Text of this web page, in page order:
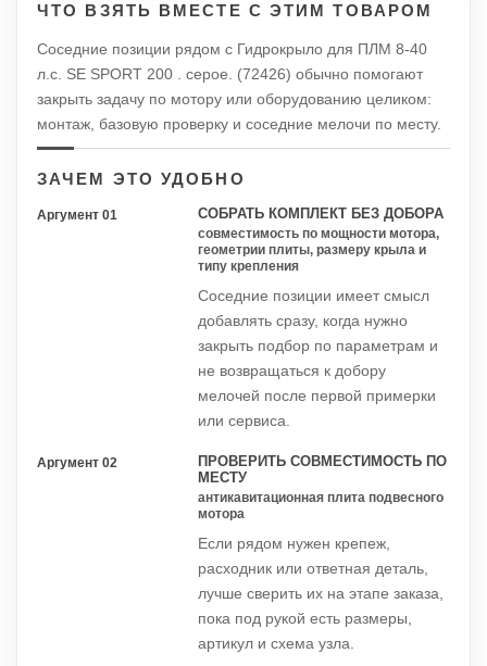
ЧТО ВЗЯТЬ ВМЕСТЕ С ЭТИМ ТОВАРОМ
Соседние позиции рядом с Гидрокрыло для ПЛМ 8-40
л.с. SE SPORT 200 . серое. (72426) обычно помогают
закрыть задачу по мотору или оборудованию целиком:
монтаж, базовую проверку и соседние мелочи по месту.
ЗАЧЕМ ЭТО УДОБНО
Аргумент 01 СОБРАТЬ КОМПЛЕКТ БЕЗ ДОБОРА
совместимость по мощности мотора,
геометрии плиты, размеру крыла и
типу крепления
Соседние позиции имеет смысл
добавлять сразу, когда нужно
закрыть подбор по параметрам и
не возвращаться к добору
мелочей после первой примерки
или сервиса.
Аргумент 02
ПРОВЕРИТЬ СОВМЕСТИМОСТЬ ПО
МЕСТУ
антикавитационная плита подвесного
мотора
Если рядом нужен крепеж,
расходник или ответная деталь,
лучше сверить их на этапе заказа,
пока под рукой есть размеры,
артикул и схема узла.